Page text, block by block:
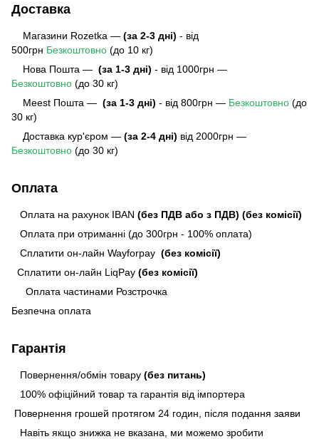
Доставка
Магазини Rozetka — (за 2-3 дні) - від
500грн Безкоштовно (до 10 кг)
Нова Пошта — (за 1-3 дні) - від 1000грн —
Безкоштовно (до 30 кг)
Meest Пошта — (за 1-3 дні) - від 800грн — Безкоштовно (до
30 кг)
Доставка кур'єром — (за 2-4 дні) від 2000грн —
Безкоштовно (до 30 кг)
Оплата
Оплата на рахунок IBAN (без ПДВ або з ПДВ) (без комісії)
Оплата при отриманні (до 300грн - 100% оплата)
Сплатити он-лайн Wayforpay (без комісії)
Сплатити он-лайн LiqPay (без комісії)
Оплата частинами Розстрочка
Безпечна оплата
Гарантія
Повернення/обмін товару (без питань)
100% офіційний товар та гарантія від імпортера
Повернення грошей протягом 24 годин, після подання заяви
Навіть якщо знижка не вказана, ми можемо зробити